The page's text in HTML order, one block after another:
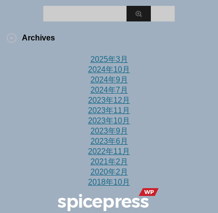
Archives
2025年3月
2024年10月
2024年9月
2024年7月
2023年12月
2023年11月
2023年10月
2023年9月
2023年6月
2022年11月
2021年2月
2020年2月
2018年10月